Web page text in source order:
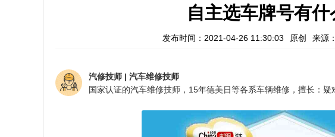
自主选车牌号有
发布时间：2021-04-26 11:30:03 原创 来源
汽修技师 | 汽车维修技师